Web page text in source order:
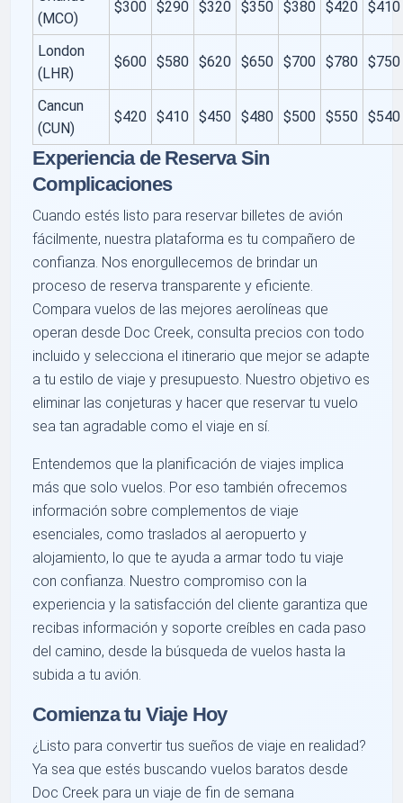
(MCO)
$300 $290 $320 $350 $380 $420 $410
London
(LHR)
$600 $580 $620 $650 $700 $780 $750
Cancun
(CUN)
$420 $410 $450 $480 $500 $550 $540
Experiencia de Reserva Sin
Complicaciones
Cuando estés listo para reservar billetes de avión
fácilmente, nuestra plataforma es tu compañero de
confianza. Nos enorgullecemos de brindar un
proceso de reserva transparente y eficiente.
Compara vuelos de las mejores aerolíneas que
operan desde Doc Creek, consulta precios con todo
incluido y selecciona el itinerario que mejor se adapte
a tu estilo de viaje y presupuesto. Nuestro objetivo es
eliminar las conjeturas y hacer que reservar tu vuelo
sea tan agradable como el viaje en sí.
Entendemos que la planificación de viajes implica
más que solo vuelos. Por eso también ofrecemos
información sobre complementos de viaje
esenciales, como traslados al aeropuerto y
alojamiento, lo que te ayuda a armar todo tu viaje
con confianza. Nuestro compromiso con la
experiencia y la satisfacción del cliente garantiza que
recibas información y soporte creíbles en cada paso
del camino, desde la búsqueda de vuelos hasta la
subida a tu avión.
Comienza tu Viaje Hoy
¿Listo para convertir tus sueños de viaje en realidad?
Ya sea que estés buscando vuelos baratos desde
Doc Creek para un viaje de fin de semana